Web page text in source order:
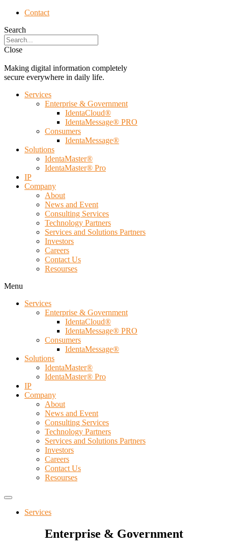
Contact
Search
Close
Making digital information completely
secure everywhere in daily life.
Services
Enterprise & Government
IdentaCloud®
IdentaMessage® PRO
Consumers
IdentaMessage®
Solutions
IdentaMaster®
IdentaMaster® Pro
IP
Company
About
News and Event
Consulting Services
Technology Partners
Services and Solutions Partners
Investors
Careers
Contact Us
Resourses
Menu
Services
Enterprise & Government
IdentaCloud®
IdentaMessage® PRO
Consumers
IdentaMessage®
Solutions
IdentaMaster®
IdentaMaster® Pro
IP
Company
About
News and Event
Consulting Services
Technology Partners
Services and Solutions Partners
Investors
Careers
Contact Us
Resourses
Services
Enterprise & Government